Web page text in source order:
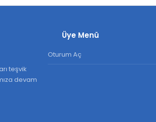
teşvik
devam
Üye Menü
Oturum Aç